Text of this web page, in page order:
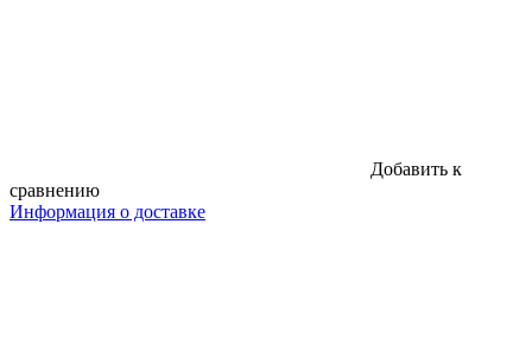
Добавить к
сравнению
Информация о доставке